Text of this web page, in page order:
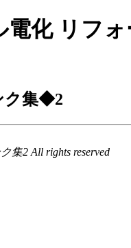
電化 リフ
ク集◆2
集2 All rights reserved